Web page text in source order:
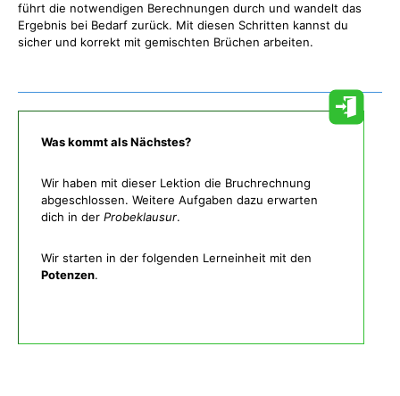
führt die notwendigen Berechnungen durch und wandelt das
Ergebnis bei Bedarf zurück. Mit diesen Schritten kannst du
sicher und korrekt mit gemischten Brüchen arbeiten.
Was kommt als Nächstes?
Wir haben mit dieser Lektion die Bruchrechnung
abgeschlossen. Weitere Aufgaben dazu erwarten
dich in der Probeklausur.
Wir starten in der folgenden Lerneinheit mit den
Potenzen.